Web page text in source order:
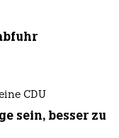
CDU
sein, besser zu